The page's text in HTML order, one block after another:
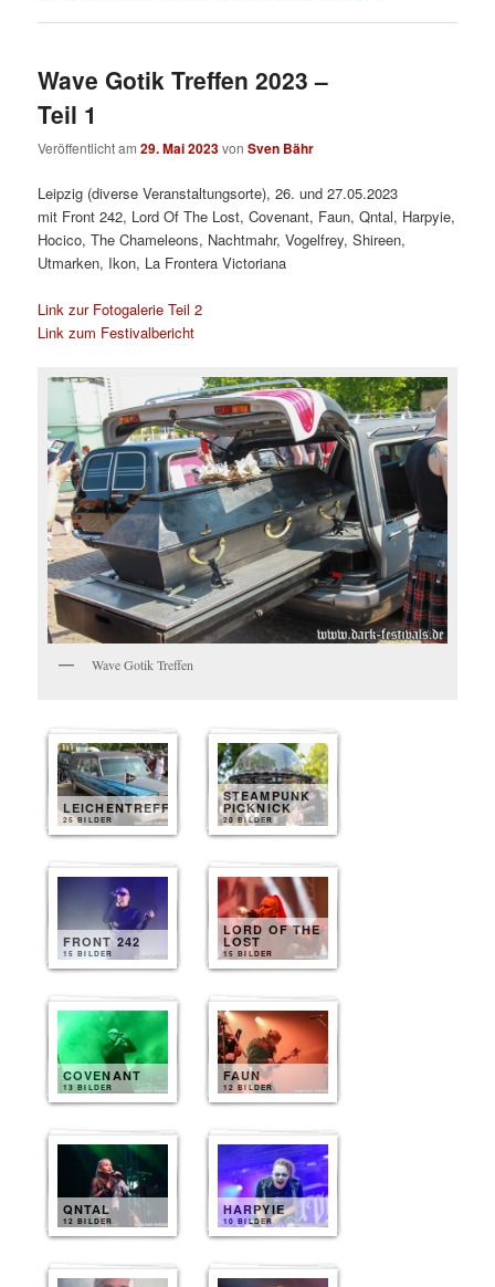
Wave Gotik Treffen 2023 –
Teil 1
Veröffentlicht am29. Mai 2023vonSven Bähr
Leipzig (diverse Veranstaltungsorte), 26. und 27.05.2023
mit Front 242, Lord Of The Lost, Covenant, Faun, Qntal, Harpyie,
Hocico, The Chameleons, Nachtmahr, Vogelfrey, Shireen,
Utmarken, Ikon, La Frontera Victoriana
Link zur Fotogalerie Teil 2
Link zum Festivalbericht
Wave Gotik Treffen
LEICHENTREFF
25 BILDER
STEAMPUNK
PICKNICK
20 BILDER
FRONT 242
15 BILDER
LORD OF THE
LOST
15 BILDER
COVENANT
13 BILDER
FAUN
12 BILDER
QNTAL
12 BILDER
HARPYIE
10 BILDER